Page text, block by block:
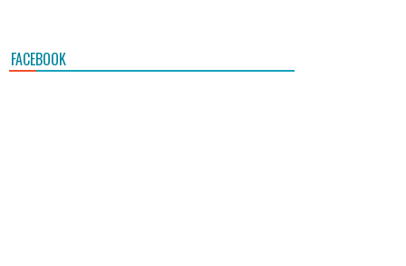
FACEBOOK